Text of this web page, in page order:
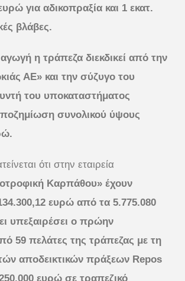
για αδικοπραξία και 1 εκατ.
βλάβες.
η τράπεζα διεκδικεί από την
ΑΕ» και την σύζυγο του
του υποκαταστήματος
συνολικού ύψους
ότι στην εταιρεία
Καρπάθου» έχουν
ευρώ από τα 5.775.080
υπεξαιρέσει ο πρώην
59 πελάτες της τράπεζας με τη
αποδεικτικών πράξεων Repos
ευρώ σε τραπεζικό